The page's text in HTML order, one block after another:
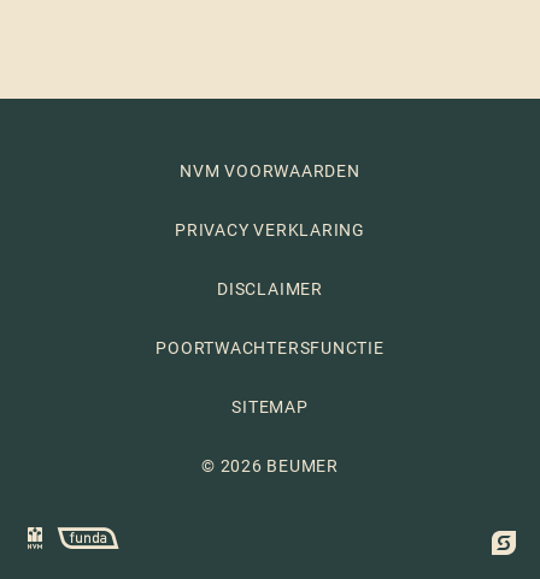
NVM VOORWAARDEN
PRIVACY VERKLARING
DISCLAIMER
POORTWACHTERSFUNCTIE
SITEMAP
© 2026 BEUMER